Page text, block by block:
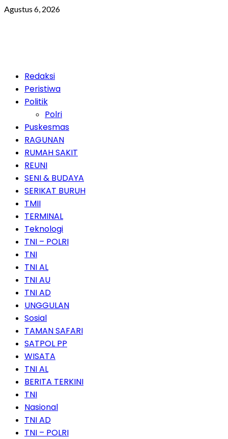
Skip
Agustus 6, 2026
PrimaryRedaksi
Peristiwa
Politik
Polri
Puskesmas
RAGUNAN
RUMAH SAKIT
REUNI
SENI & BUDAYA
SERIKAT BURUH
TMII
TERMINAL
Teknologi
TNI – POLRI
TNI
TNI AL
TNI AU
TNI AD
UNGGULAN
Sosial
TAMAN SAFARI
SATPOL PP
WISATA
TNI AL
BERITA TERKINI
TNI
Nasional
TNI AD
TNI – POLRI